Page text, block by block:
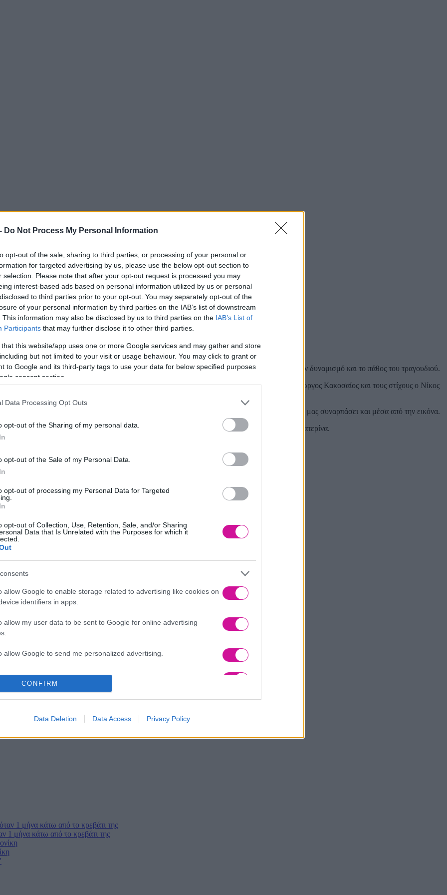
Do Not Process My Personal Information
opt-out of the sale, sharing to third parties, or processing of your personal or
for targeted advertising by us, please use the below opt-out section to
selection. Please note that after your opt-out request is processed you may
interest-based ads based on personal information utilized by us or personal
to third parties prior to your opt-out. You may separately opt-out of the
of your personal information by third parties on the IAB’s list of downstream
This information may also be disclosed by us to third parties on the IAB’s List of
Participants that may further disclose it to other third parties.
that this website/app uses one or more Google services and may gather and store
but not limited to your visit or usage behaviour. You may click to grant or
to Google and its third-party tags to use your data for below specified purposes
consent section.
Data Processing Opt Outs
opt-out of the Sharing of my personal data.
opt-out of the Sale of my Personal Data.
opt-out of processing my Personal Data for Targeted
opt-out of Collection, Use, Retention, Sale, and/or Sharing
Data that Is Unrelated with the Purposes for which it
allow Google to enable storage related to advertising like cookies on
identifiers in apps.
allow my user data to be sent to Google for online advertising
allow Google to send me personalized advertising.
allow Google to enable storage related to analytics like cookies on
identifiers in apps.
allow Google to enable storage related to personalization.
CONFIRM
Data Deletion Data Access Privacy Policy
«Πως Την Έχεις Δει», που κυκλοφορεί από την Panik Platinum.
στη Νάξο και είναι μία κινηματογραφικής αισθητικής παραγωγή που μας μεταφέρει τον δυναμισμό και το πάθος του τραγουδιού.
και γεμάτη ψυχή ερμηνεία του καταξιωμένου Γιάννη Πλούταρχου. Τη μουσική έγραψε ο Γιώργος Κακοσαίος και τους στίχους ο Νίκος
στις προτιμήσεις του κοινού και στις ραδιοφωνικές συχνότητες και, τώρα, έρχεται να μας συναρπάσει και μέσα από την εικόνα.
live εμφανίσεις του σε Ελλάδα και Κύπρο, μαζί με τον Γιώργο Κακοσαίο και την Κατερίνα.
1 μήνα κάτω από το κρεβάτι της